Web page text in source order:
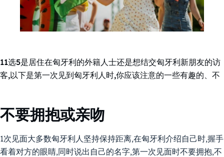
11选5是居住在匈牙利的外籍人士还是想结交匈牙利新朋友的访
客,以下是第一次见到匈牙利人时,你应该注意的一些有趣的、不
不要拥抱或亲吻
1次见面大多数匈牙利人坚持保持距离,在匈牙利介绍自己时,握手
看着对方的眼睛,同时说出自己的名字,第一次见面时不要拥抱,不